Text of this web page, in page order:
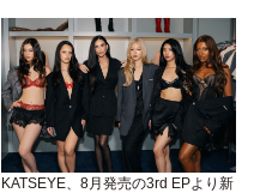
KATSEYE、8月発売の3rd EPより新